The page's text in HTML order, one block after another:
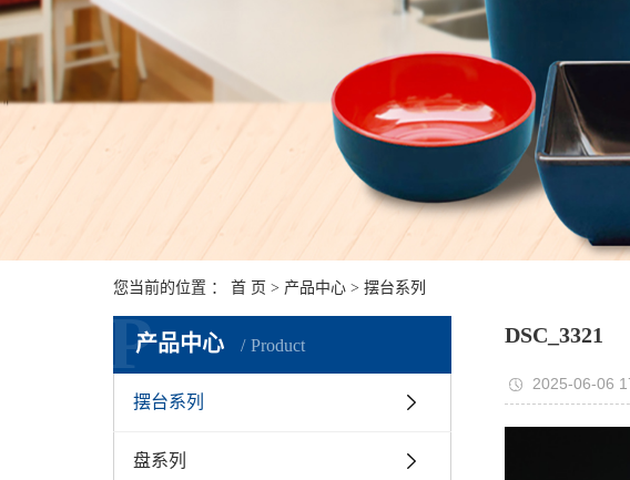
您当前的位置 ： 首 页 > 产品中心 > 摆台系列
产品中心 Product
P
摆台系列
盘系列
DSC_3321
2025-06-06